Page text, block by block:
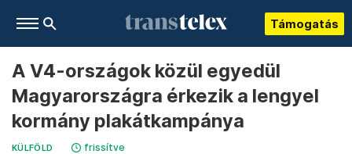
Támogatás
A V4-országok közül egyedül
Magyarországra érkezik a lengyel
kormány plakátkampánya
KÜLFÖLD frissítve